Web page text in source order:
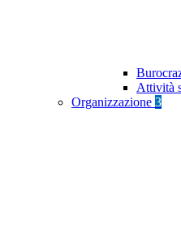
Attività
Organizzazione 3